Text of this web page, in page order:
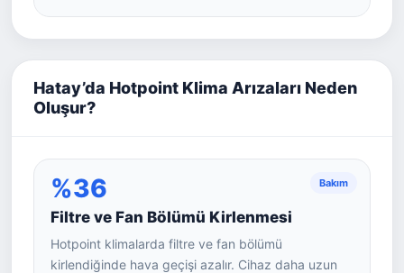
Hatay’da Hotpoint Klima Arızaları Neden
Oluşur?
Bakım
%36
Filtre ve Fan Bölümü Kirlenmesi
Hotpoint klimalarda filtre ve fan bölümü
kirlendiğinde hava geçişi azalır. Cihaz daha uzun